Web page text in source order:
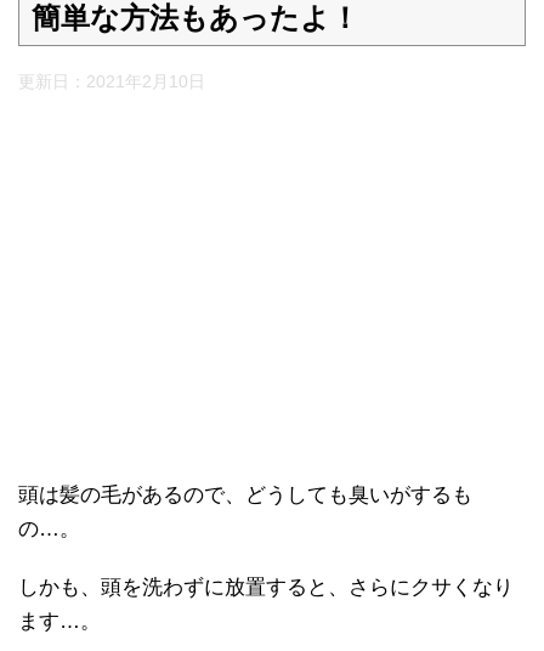
簡単な方法もあったよ！
更新日： 2021年2月10日
頭は髪の毛があるので、どうしても臭いがするも
の…。
しかも、頭を洗わずに放置すると、さらにクサくなり
ます…。